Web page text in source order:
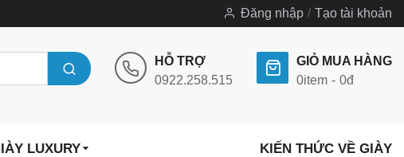
Đăng nhập Tạo tài khoản
HỖ TRỢ
0922.258.515
GIỎ MUA HÀNG
0item 0đ
LUXURY KIẾN THỨC VỀ GIÀY